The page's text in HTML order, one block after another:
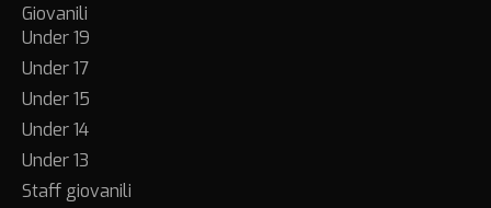
Giovanili
Under 19
Under 17
Under 15
Under 14
Under 13
Staff giovanili